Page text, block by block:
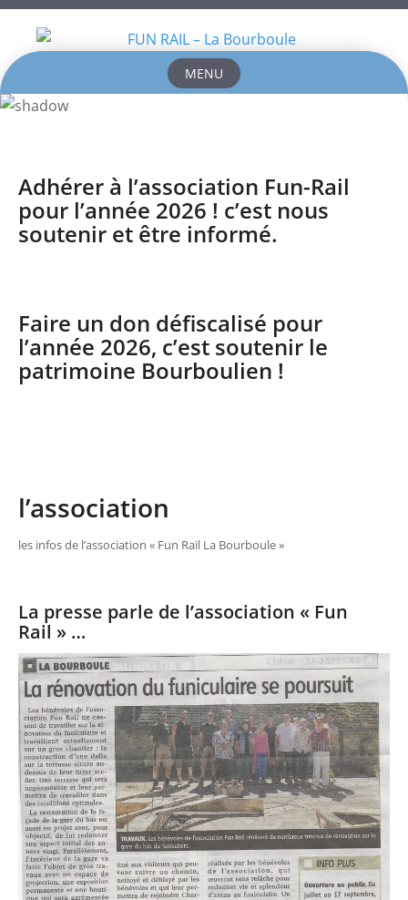
MENU
Skip
Adhérer à l’association Fun-Rail
pour l’année 2026 ! c’est nous
soutenir et être informé.
Faire un don défiscalisé pour
l’année 2026, c’est soutenir le
patrimoine Bourboulien !
l’association
les infos de l’association « Fun Rail La Bourboule »
La presse parle de l’association « Fun
Rail » …